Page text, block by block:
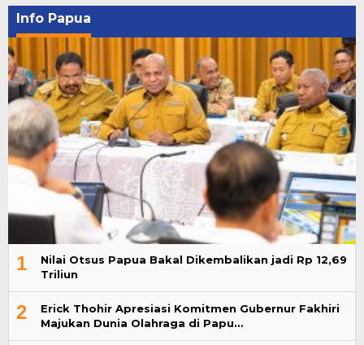
Info Papua
1
Nilai Otsus Papua Bakal Dikembalikan jadi Rp 12,69
Triliun
2
Erick Thohir Apresiasi Komitmen Gubernur Fakhiri
Majukan Dunia Olahraga di Papu…